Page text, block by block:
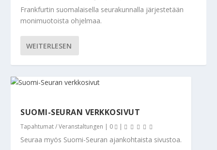
Frankfurtin suomalaisella seurakunnalla järjestetään
monimuotoista ohjelmaa.
WEITERLESEN
SUOMI-SEURAN VERKKOSIVUT
Tapahtumat / Veranstaltungen | 0 |
Seuraa myös Suomi-Seuran ajankohtaista sivustoa.